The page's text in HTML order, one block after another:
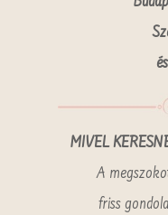
MIVEL
A
friss